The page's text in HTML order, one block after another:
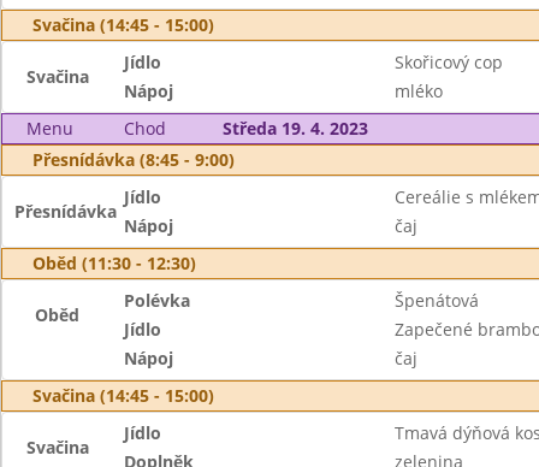
Svačina (14:45 - 15:00)
Svačina
Jídlo
Skořicový cop
Nápoj
mléko
Menu
Chod
Středa 19. 4. 2023
Přesnídávka (8:45 - 9:00)
Přesnídávka
Jídlo
Cereálie s
Nápoj
čaj
Oběd (11:30 - 12:30)
Oběd
Polévka
Špenátová
Jídlo
Zapečené
Nápoj
čaj
Svačina (14:45 - 15:00)
Svačina
Jídlo
Tmavá dýňová
Doplněk
zelenina